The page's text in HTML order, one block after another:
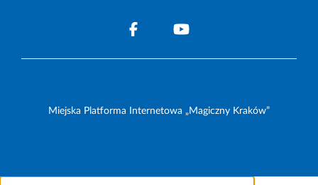
Miejska Platforma Internetowa „Magiczny Kraków”